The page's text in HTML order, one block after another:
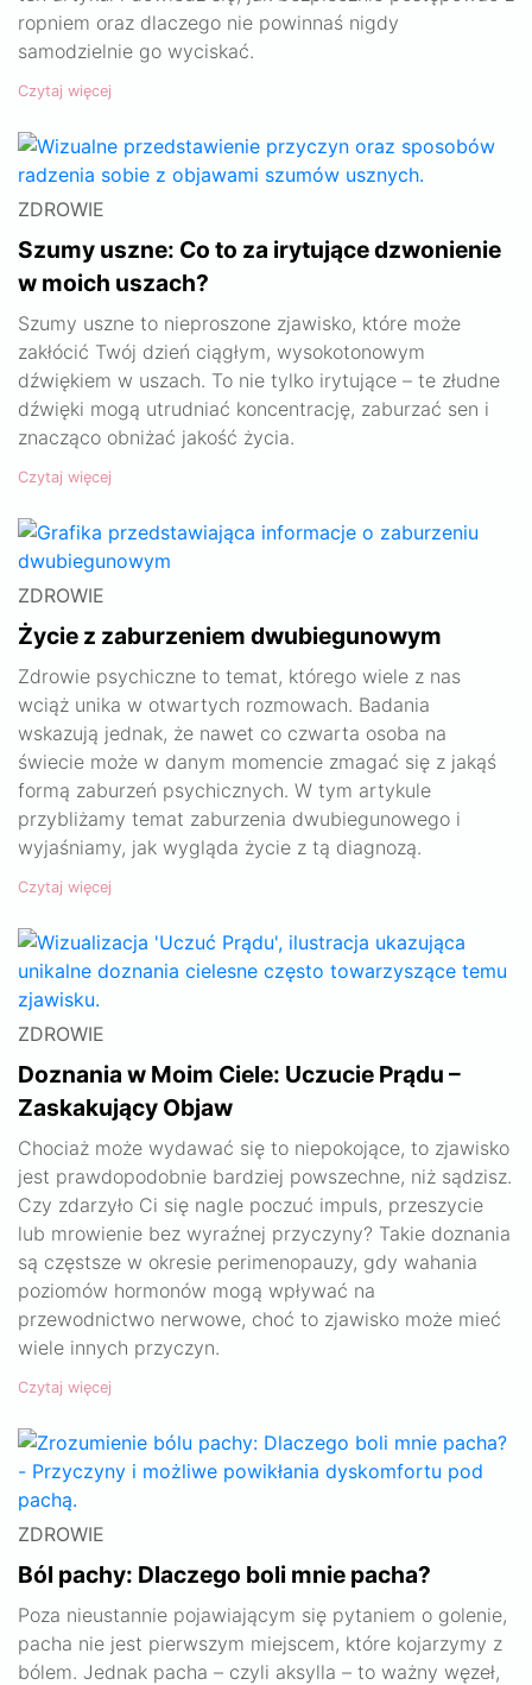
ropniem oraz dlaczego nie powinnaś nigdy
samodzielnie go wyciskać.
Czytaj więcej
ZDROWIE
Szumy uszne: Co to za irytujące dzwonienie
w moich uszach?
Szumy uszne to nieproszone zjawisko, które może
zakłócić Twój dzień ciągłym, wysokotonowym
dźwiękiem w uszach. To nie tylko irytujące – te złudne
dźwięki mogą utrudniać koncentrację, zaburzać sen i
znacząco obniżać jakość życia.
Czytaj więcej
ZDROWIE
Życie z zaburzeniem dwubiegunowym
Zdrowie psychiczne to temat, którego wiele z nas
wciąż unika w otwartych rozmowach. Badania
wskazują jednak, że nawet co czwarta osoba na
świecie może w danym momencie zmagać się z jakąś
formą zaburzeń psychicznych. W tym artykule
przybliżamy temat zaburzenia dwubiegunowego i
wyjaśniamy, jak wygląda życie z tą diagnozą.
Czytaj więcej
ZDROWIE
Doznania w Moim Ciele: Uczucie Prądu –
Zaskakujący Objaw
Chociaż może wydawać się to niepokojące, to zjawisko
jest prawdopodobnie bardziej powszechne, niż sądzisz.
Czy zdarzyło Ci się nagle poczuć impuls, przeszycie
lub mrowienie bez wyraźnej przyczyny? Takie doznania
są częstsze w okresie perimenopauzy, gdy wahania
poziomów hormonów mogą wpływać na
przewodnictwo nerwowe, choć to zjawisko może mieć
wiele innych przyczyn.
Czytaj więcej
ZDROWIE
Ból pachy: Dlaczego boli mnie pacha?
Poza nieustannie pojawiającym się pytaniem o golenie,
pacha nie jest pierwszym miejscem, które kojarzymy z
bólem. Jednak pacha – czyli aksylla – to ważny węzeł,